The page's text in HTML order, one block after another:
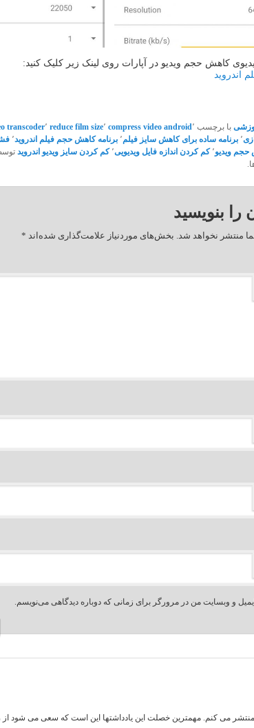
کاهش حجم ویدیو در آپارات روی لینک زیر کلیک کنید:
اندروید
با برچسب compress video android٬ reduce film size٬ transcoder٬
٬ برنامه ساده برای کاهش سایز فیلم٬ برنامه کاهش حجم فیلم اندروید٬
ویدیو٬ کم کردن اندازه فایل ویدیویی٬ کم کردن سایز ویدیو اندروید
را بنویسید
منتشر نخواهد شد. بخش‌های موردنیاز علامت‌گذاری شده‌اند *
و وبسایت من در مرورگر برای زمانی که دوباره دیدگاهی می‌نویسم.
منتشر می کنم. مهمترین خصلت این یادداشتها این است که سعی می شود از